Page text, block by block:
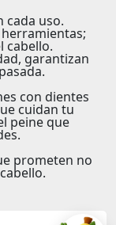
cada uso.
cabello.
garantizan
con dientes
cuidan tu
peine que
prometen no